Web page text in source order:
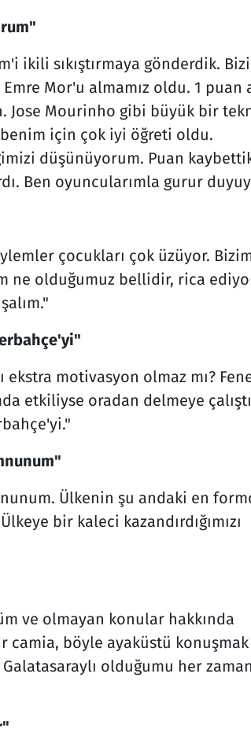
ikili sıkıştırmaya gönderdik.
Mor'u almamız oldu. 1 puan
Jose Mourinho gibi büyük bir
için çok iyi öğreti oldu.
düşünüyorum. Puan
Ben oyuncularımla gurur
çocukları çok üzüyor.
ne olduğumuz bellidir, rica
motivasyon olmaz mı?
etkiliyse oradan delmeye
Ülkenin şu andaki en
bir kaleci kazandırdığımızı
ve olmayan konular hakkında
camia, böyle ayaküstü
Galatasaraylı olduğumu her zaman